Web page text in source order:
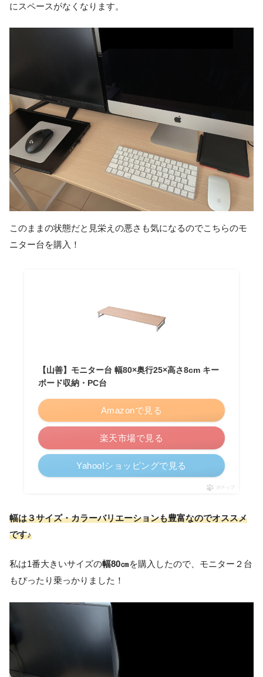
にスペースがなくなります。
このままの状態だと見栄えの悪さも気になるのでこちらのモ
ニター台を購入！
【山善】モニター台 幅80×奥行25×高さ8cm キー
ボード収納・PC台
Amazonで見る
楽天市場で見る
Yahoo!ショッピングで見る
ポチップ
幅は３サイズ・カラーバリエーションも豊富なのでオススメ
です♪
私は1番大きいサイズの幅80㎝を購入したので、モニター２台
もぴったり乗っかりました！